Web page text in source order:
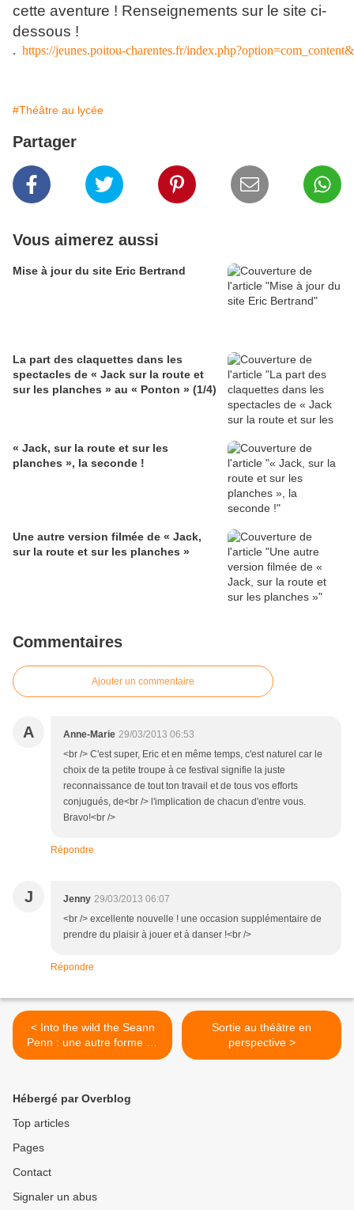
cette aventure ! Renseignements sur le site ci-
dessous !
. https://jeunes.poitou-charentes.fr/
#Théâtre au lycée
Partager
Vous aimerez aussi
Mise à jour du site Eric Bertrand
La part des claquettes dans les
spectacles de « Jack sur la route et
sur les planches » au « Ponton » (1/4)
« Jack, sur la route et sur les
planches », la seconde !
Une autre version filmée de « Jack,
sur la route et sur les planches »
Commentaires
Ajouter un commentaire
A Anne-Marie 29/03/2013 06:53
<br /> C'est super, Eric et en même temps, c'est naturel car le
choix de ta petite troupe à ce festival signifie la juste
reconnaissance de tout ton travail et de tous vos efforts
conjugués, de<br /> l'implication de chacun d'entre vous.
Bravo!<br />
Répondre
J Jenny 29/03/2013 06:07
<br /> excellente nouvelle ! une occasion supplémentaire de
prendre du plaisir à jouer et à danser !<br />
Répondre
< Into the wild the Seann
Penn : une autre forme de
route et un autre Jack...
Sortie au théâtre en
perspective >
Hébergé par Overblog
Top articles
Pages
Contact
Signaler un abus